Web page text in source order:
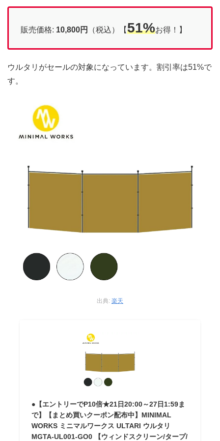
販売価格: 10,800円 （税込）【51%お得！】
ウルタリがセールの対象になっています。割引率は51%で
す。
出典: 楽天
●【エントリーでP10倍★21日20:00～27日1:59ま
で】【まとめ買いクーポン配布中】MINIMAL
WORKS ミニマルワークス ULTARI ウルタリ
MGTA-UL001-GO0 【ウィンドスクリーン/タープ/